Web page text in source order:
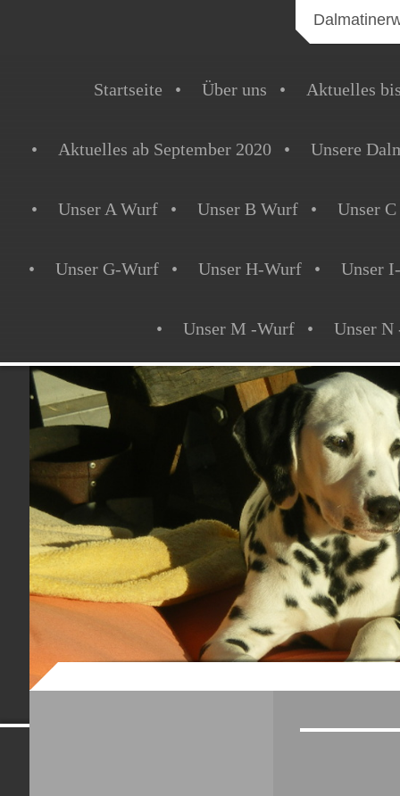
Startseite Über uns Aktuelles
Aktuelles ab September 2020 Unsere
Unser A Wurf Unser B Wurf Unser
Unser G-Wurf Unser H-Wurf Unser
Unser M -Wurf Unser N